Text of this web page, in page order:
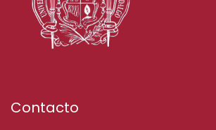
Contacto